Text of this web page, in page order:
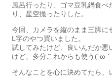
風呂行ったり、ゴマ豆乳鍋食
り、星空撮ったりした。
今回、カメラを縦のまま三脚に
L字のやつ買いました。
試してみたけど、良いんだか悪
けど、多分これからも使う(´ω
そんなことを心に決めてたら、